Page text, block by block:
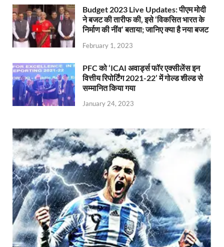
Budget 2023 Live Updates: पीएम मोदी
ने बजट की तारीफ की, इसे ‘विकसित भारत के
निर्माण की नींव’ बताया; जानिए क्या है नया बजट
February 1, 2023
PFC को ‘ICAI अवार्ड्स फॉर एक्सीलेंस इन
वित्तीय रिपोर्टिंग 2021-22’ में गोल्ड शील्ड से
सम्मानित किया गया
January 24, 2023